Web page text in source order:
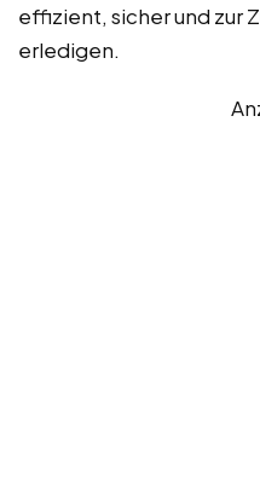
effizient, sicher und zur
erledigen.